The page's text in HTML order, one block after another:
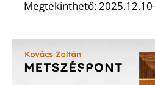
Megtekinthető: